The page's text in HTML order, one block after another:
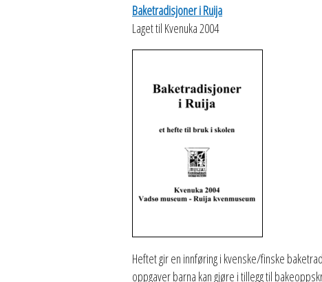
Baketradisjoner i Ruija
Laget til Kvenuka 2004
Heftet gir en innføring i kvenske/finske
oppgaver barna kan gjøre i tillegg til